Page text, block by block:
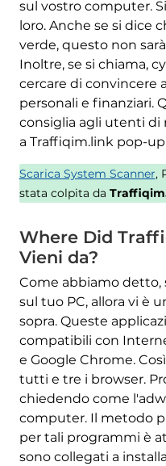
sul vostro computer.
loro. Anche se si dice
verde, questo non
Inoltre, se si chiama,
cercare di convincere
personali e finanziari.
consiglia agli utenti di
a Traffiqim.link pop-
Scarica System Scanner,
stata colpita da
Where Did
Vieni da?
Come abbiamo detto,
sul tuo PC, allora vi è
sopra. Queste
compatibili con
e Google Chrome.
tutti e tre i browser.
chiedendo come
computer. Il metodo
per tali programmi è
sono collegati a